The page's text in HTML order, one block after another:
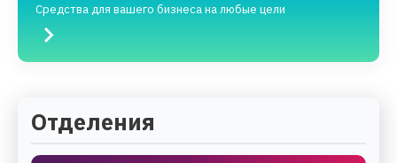
Средства для вашего бизнеса на любые цели
Отделения